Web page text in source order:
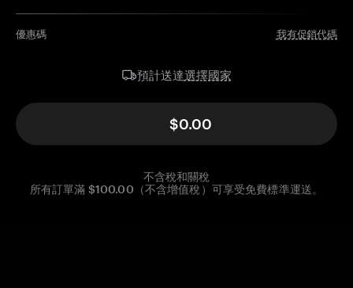
優惠碼 我有促銷代碼
預計送達選擇國家
$0.00
不含稅和關稅
所有訂單滿 $100.00（不含增值稅）可享受免費標準運送。